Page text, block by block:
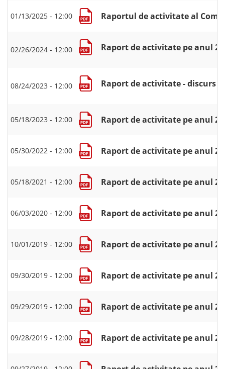
01/13/2025 - 12:00 Raportul de activitate al
02/26/2024 - 12:00 Raport de activitate pe anul
08/24/2023 - 12:00 Raport de activitate - discurs
05/18/2023 - 12:00 Raport de activitate pe anul
05/30/2022 - 12:00 Raport de activitate pe anul
05/18/2021 - 12:00 Raport de activitate pe anul
06/03/2020 - 12:00 Raport de activitate pe anul
10/01/2019 - 12:00 Raport de activitate pe anul
09/30/2019 - 12:00 Raport de activitate pe anul
09/29/2019 - 12:00 Raport de activitate pe anul
09/28/2019 - 12:00 Raport de activitate pe anul